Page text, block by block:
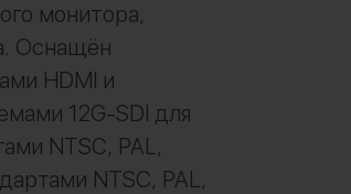
монитора,
Оснащён
HDMI и
12G-SDI для
NTSC, PAL,
NTSC, PAL,